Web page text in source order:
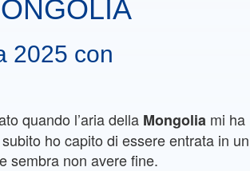
2025 con
quando l’aria della Mongolia mi ha
ho capito di essere entrata in un
sembra non avere fine.